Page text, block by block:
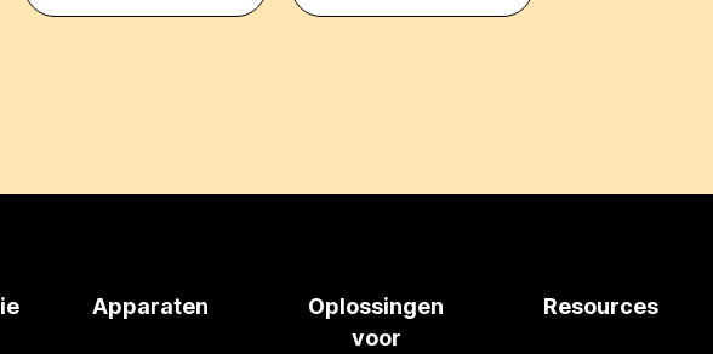
Apparaten
Oplossingen
voor
Resources